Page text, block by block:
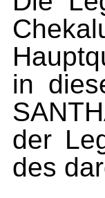
in
der
des